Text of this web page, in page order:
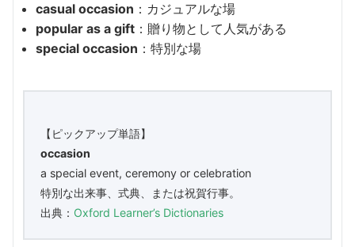
casual occasion ：カジュアルな場
popular as a gift ：贈り物として人気がある
special occasion ：特別な場
【ピックアップ単語】
occasion
a special event, ceremony or celebration
特別な出来事、式典、または祝賀行事。
出典： Oxford Learner’s Dictionaries